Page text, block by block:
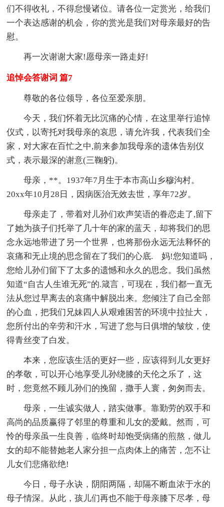
们不得收礼，不得怠慢诸位。请各位一定赏光，给我们
一个表达感谢的机会，你的赏光是我们对母亲最好的告
慰。
再一次谢谢大家!愿母亲一路走好!
追悼会答谢词 篇7
尊敬的各位领导，各位至爱亲朋。
今天，我们怀着无比沉痛的心情，在这里举行追悼
仪式，以寄托对我母亲的哀思，请允许我，代表我们全
家，对大家在百忙之中,前来参加我母亲的遗体告别仪
式，表示最深的谢意(三鞠躬)。
母亲，**。1937年7月生于本市高山乡穆沟村。
20xx年10月28日，因病医治无效去世，享年72岁。
母亲走了，带着对儿孙们欢声笑语的眷恋走了,留下
了她为孩子们托举了几十年的家的蓝天，却将我们的思
念永远地带进了另一个世界，也将那份永远无法释怀的
哀痛和无止境的思念留在了我们的心底. 妈!您知道吗，
您给儿孙们留下了太多的遗憾和永久的思念。我们虽然
知道“自古人生谁无死”的.箴言，可现在，我们都一直无
法从您过早离去的哀痛中解脱出来。您倾注了自己全部
的心血，把我们兄妹四人从艰难困苦的环境中拉扯大，
您所付出的辛劳和汗水，写进了您与日俱增的皱纹，使
得青丝变了白发。
本来，您应该生活的更好一些，应该得到儿女更好
的孝敬，可以开心地享受儿孙绕膝的天伦之乐了，这
时，您竟然不顾儿孙们的挽留，撒手人寰，匆匆而去。
母亲，一生诚实做人，踏实做事。靠勤劳的双手和
高尚的品质赢得了邻里的尊重和儿女的爱戴。然而，可
怜的母亲虽一生良善，临终时却饱受病痛的煎熬，做儿
女的却不能替她老人家分担一点肉体上的痛苦，怎不让
儿女们悲痛欲绝!
今日，母子永诀，阴阳两隔，却隔不断血浓于水的
母子情深。从此，孩儿们再也不能于母亲膝下尽孝，母